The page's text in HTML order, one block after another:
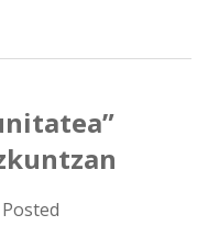
Posted